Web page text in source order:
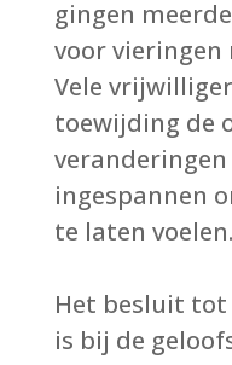
gingen
voor vieringen
Vele
toewijding de
ingespannen
te laten voelen.
Het besluit
is bij de